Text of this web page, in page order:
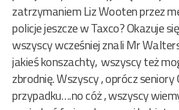
zatrzymaniem Liz Wooten przez
policje jeszcze w Taxco? Okazuje
wszyscy wcześniej znali Mr
jakieś konszachty, wszyscy też
zbrodnię. Wszyscy , oprócz
przypadku….no cóż , wszyscy